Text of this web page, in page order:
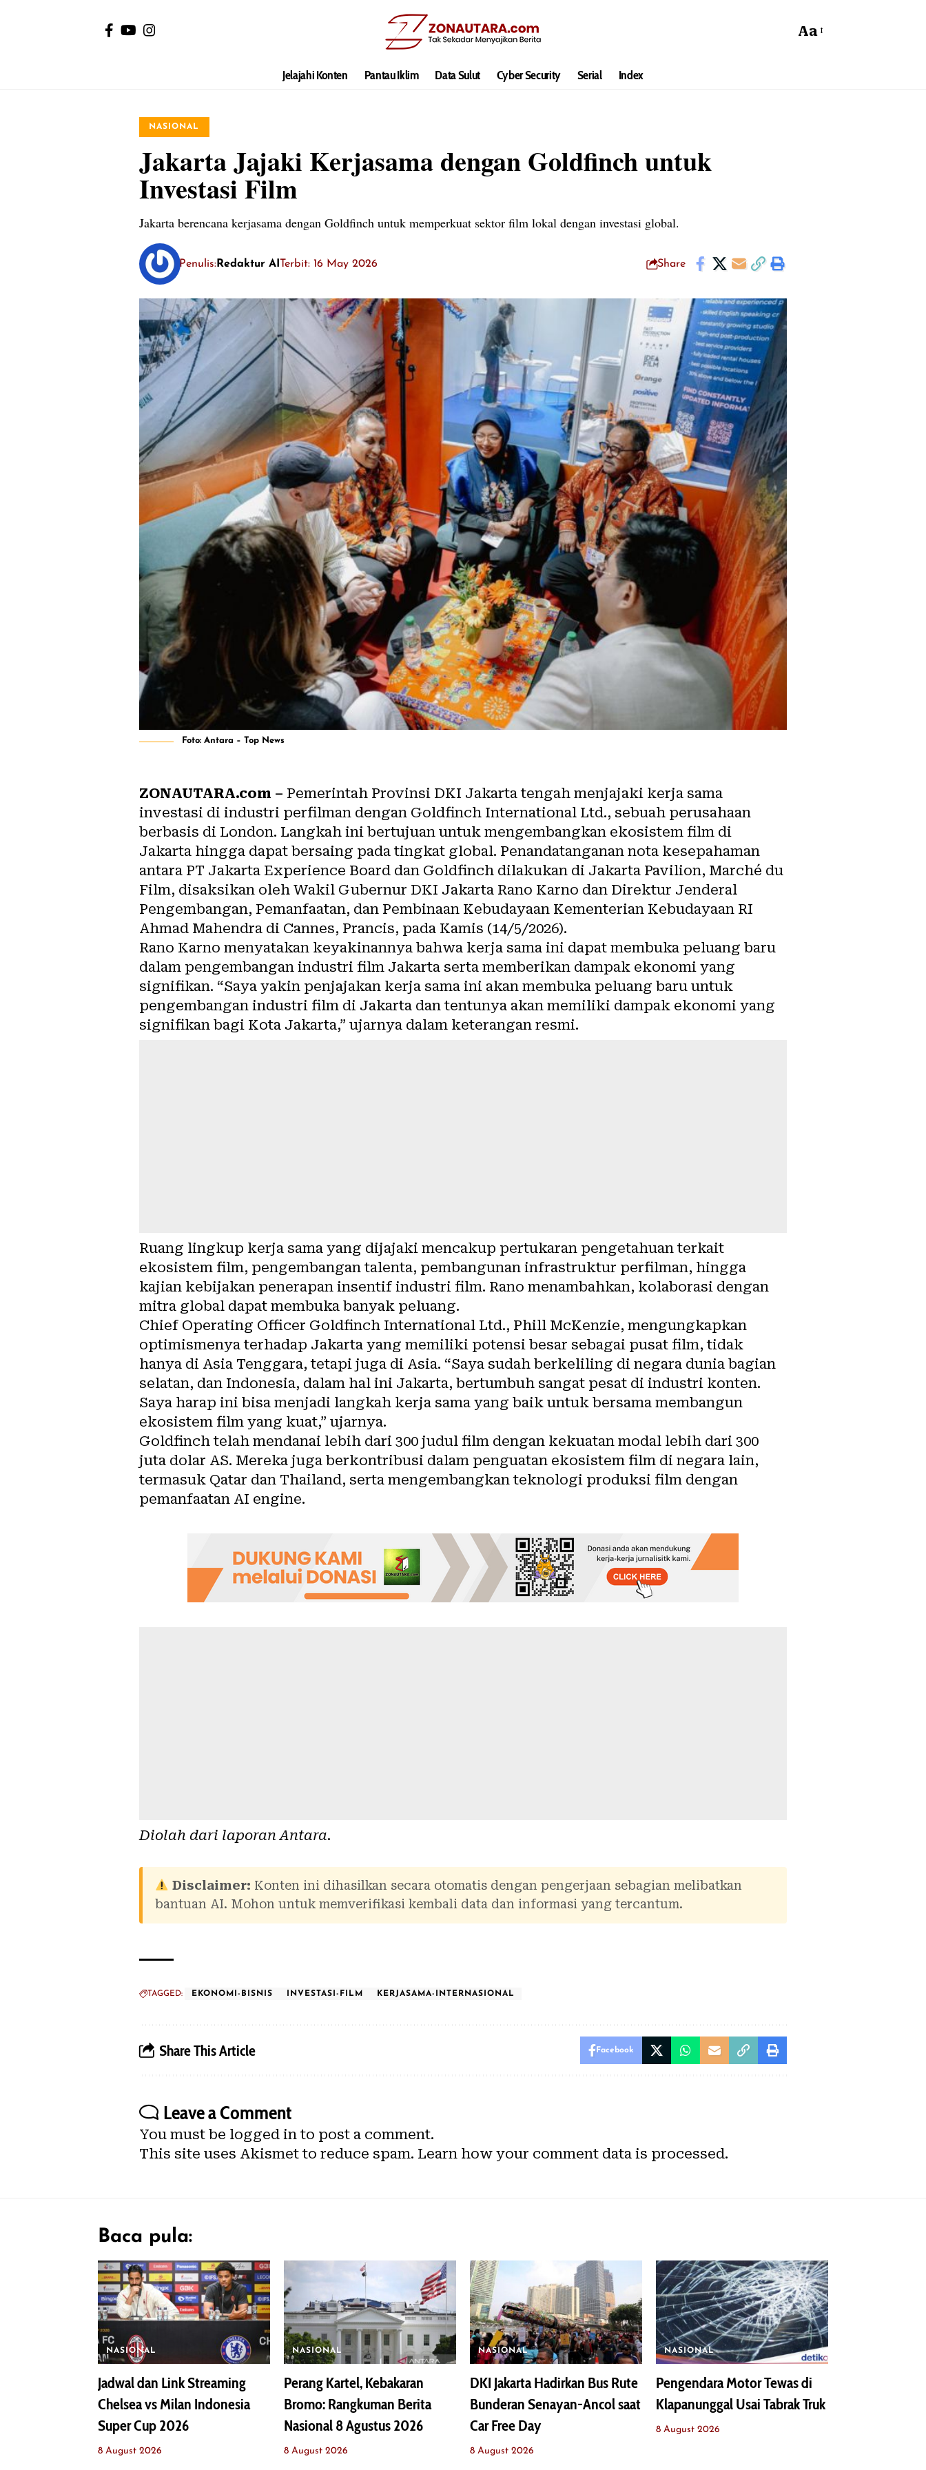
Aa
Jelajahi Konten Pantau Iklim Data Sulut Cyber Security Serial Index
NASIONAL
Jakarta Jajaki Kerjasama dengan Goldfinch untuk
Investasi Film
Jakarta berencana kerjasama dengan Goldfinch untuk memperkuat sektor film lokal dengan investasi global.
Penulis:Redaktur AI Terbit: 16 May 2026 Share
Foto: Antara – Top News
ZONAUTARA.com – Pemerintah Provinsi DKI Jakarta tengah menjajaki kerja sama
investasi di industri perfilman dengan Goldfinch International Ltd., sebuah perusahaan
berbasis di London. Langkah ini bertujuan untuk mengembangkan ekosistem film di
Jakarta hingga dapat bersaing pada tingkat global. Penandatanganan nota kesepahaman
antara PT Jakarta Experience Board dan Goldfinch dilakukan di Jakarta Pavilion, Marché du
Film, disaksikan oleh Wakil Gubernur DKI Jakarta Rano Karno dan Direktur Jenderal
Pengembangan, Pemanfaatan, dan Pembinaan Kebudayaan Kementerian Kebudayaan RI
Ahmad Mahendra di Cannes, Prancis, pada Kamis (14/5/2026).
Rano Karno menyatakan keyakinannya bahwa kerja sama ini dapat membuka peluang baru
dalam pengembangan industri film Jakarta serta memberikan dampak ekonomi yang
signifikan. “Saya yakin penjajakan kerja sama ini akan membuka peluang baru untuk
pengembangan industri film di Jakarta dan tentunya akan memiliki dampak ekonomi yang
signifikan bagi Kota Jakarta,” ujarnya dalam keterangan resmi.
Ruang lingkup kerja sama yang dijajaki mencakup pertukaran pengetahuan terkait
ekosistem film, pengembangan talenta, pembangunan infrastruktur perfilman, hingga
kajian kebijakan penerapan insentif industri film. Rano menambahkan, kolaborasi dengan
mitra global dapat membuka banyak peluang.
Chief Operating Officer Goldfinch International Ltd., Phill McKenzie, mengungkapkan
optimismenya terhadap Jakarta yang memiliki potensi besar sebagai pusat film, tidak
hanya di Asia Tenggara, tetapi juga di Asia. “Saya sudah berkeliling di negara dunia bagian
selatan, dan Indonesia, dalam hal ini Jakarta, bertumbuh sangat pesat di industri konten.
Saya harap ini bisa menjadi langkah kerja sama yang baik untuk bersama membangun
ekosistem film yang kuat,” ujarnya.
Goldfinch telah mendanai lebih dari 300 judul film dengan kekuatan modal lebih dari 300
juta dolar AS. Mereka juga berkontribusi dalam penguatan ekosistem film di negara lain,
termasuk Qatar dan Thailand, serta mengembangkan teknologi produksi film dengan
pemanfaatan AI engine.
Diolah dari laporanAntara.
Disclaimer: Konten ini dihasilkan secara otomatis dengan pengerjaan sebagian melibatkan
bantuan AI. Mohon untuk memverifikasi kembali data dan informasi yang tercantum.
TAGGED: EKONOMI-BISNIS INVESTASI-FILM KERJASAMA-INTERNASIONAL
Share This Article Facebook
Leave a Comment
You must be logged into post a comment.
This site uses Akismet to reduce spam. Learn how your comment data is processed.
Baca pula:
NASIONAL
Jadwal dan Link Streaming
Chelsea vs Milan Indonesia
Super Cup 2026
8 August 2026
NASIONAL
Perang Kartel, Kebakaran
Bromo: Rangkuman Berita
Nasional 8 Agustus 2026
8 August 2026
NASIONAL
DKI Jakarta Hadirkan Bus Rute
Bunderan Senayan-Ancol saat
Car Free Day
8 August 2026
NASIONAL
Pengendara Motor Tewas di
Klapanunggal Usai Tabrak Truk
8 August 2026